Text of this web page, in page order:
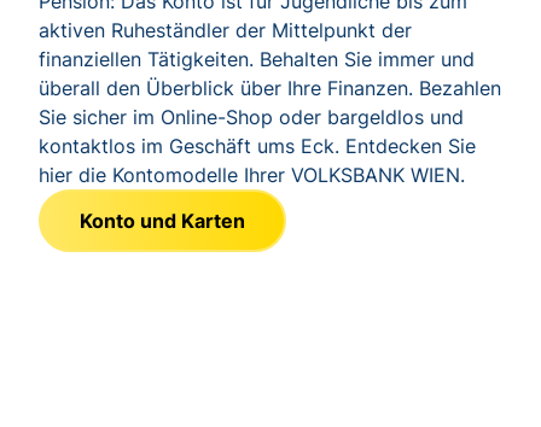
aktiven Ruheständler der Mittelpunkt der
finanziellen Tätigkeiten. Behalten Sie immer und
überall den Überblick über Ihre Finanzen. Bezahlen
Sie sicher im Online-Shop oder bargeldlos und
kontaktlos im Geschäft ums Eck. Entdecken Sie
hier die Kontomodelle Ihrer VOLKSBANK WIEN.
Konto und Karten